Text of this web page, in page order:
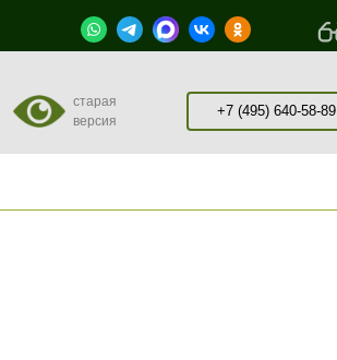
старая
версия
+7 (495) 640-58-89